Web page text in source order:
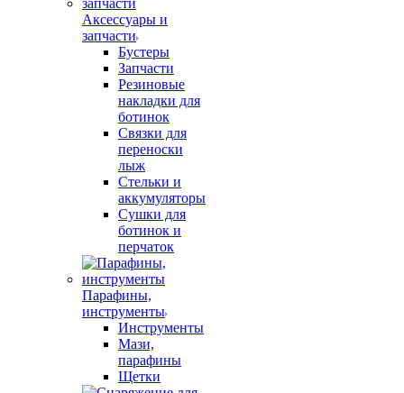
Аксессуары и
запчасти
Бустеры
Запчасти
Резиновые
накладки для
ботинок
Связки для
переноски
лыж
Стельки и
аккумуляторы
Сушки для
ботинок и
перчаток
Парафины,
инструменты
Инструменты
Мази,
парафины
Щетки